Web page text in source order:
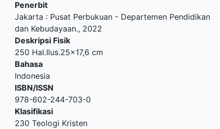
Penerbit
Jakarta : Pusat Perbukuan - Departemen Pendidikan
dan Kebudayaan., 2022
Deskripsi Fisik
250 Hal.Ilus.25x17,6 cm
Bahasa
Indonesia
ISBN/ISSN
978-602-244-703-0
Klasifikasi
230 Teologi Kristen